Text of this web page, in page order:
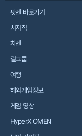
팟벤 바로가기
치지직
차벤
걸그룹
여행
해외게임정보
게임 영상
HyperX OMEN